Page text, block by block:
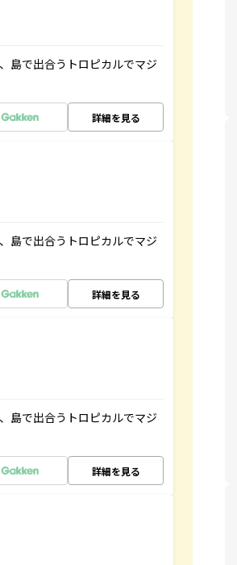
島で出合うトロピカルでマジ
詳細を見る
島で出合うトロピカルでマジ
詳細を見る
島で出合うトロピカルでマジ
詳細を見る